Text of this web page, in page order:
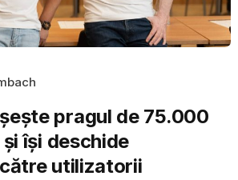
pragul de 75.000
își deschide
utilizatorii